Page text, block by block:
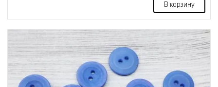
В корзину